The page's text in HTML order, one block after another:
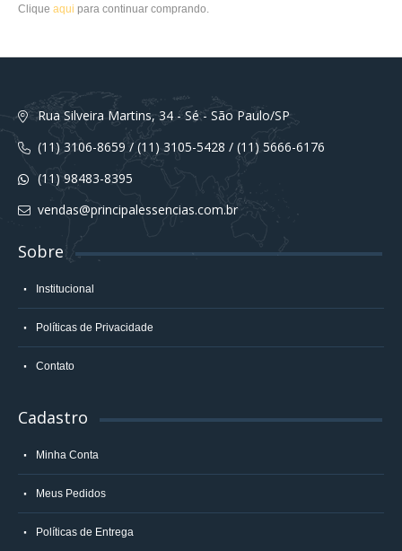
Clique aqui para continuar comprando.
Rua Silveira Martins, 34 - Sé - São Paulo/SP
(11) 3106-8659 / (11) 3105-5428 / (11) 5666-6176
(11) 98483-8395
vendas@principalessencias.com.br
Sobre
Institucional
Políticas de Privacidade
Contato
Cadastro
Minha Conta
Meus Pedidos
Políticas de Entrega